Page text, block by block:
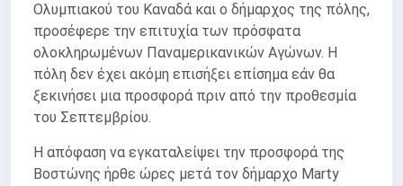
Ολυμπιακού του Καναδά και ο δήμαρχος της πόλης,
προσέφερε την επιτυχία των πρόσφατα
ολοκληρωμένων Παναμερικανικών Αγώνων. Η
πόλη δεν έχει ακόμη επισήξει επίσημα εάν θα
ξεκινήσει μια προσφορά πριν από την προθεσμία
του Σεπτεμβρίου.
Η απόφαση να εγκαταλείψει την προσφορά της
Βοστώνης ήρθε ώρες μετά τον δήμαρχο Marty